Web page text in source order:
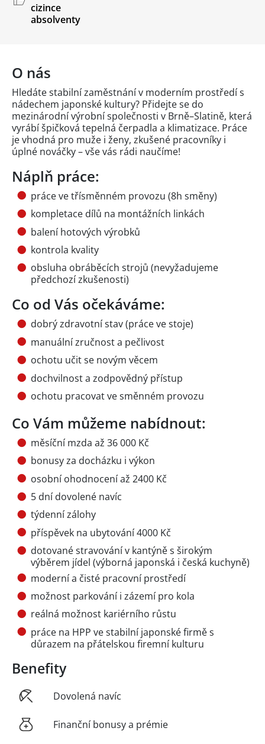
cizince
absolventy
O nás
Hledáte stabilní zaměstnání v moderním prostředí s
nádechem japonské kultury? Přidejte se do
mezinárodní výrobní společnosti v Brně–Slatině, která
vyrábí špičková tepelná čerpadla a klimatizace. Práce
je vhodná pro muže i ženy, zkušené pracovníky i
úplné nováčky – vše vás rádi naučíme!
Náplň práce:
práce ve třísměnném provozu (8h směny)
kompletace dílů na montážních linkách
balení hotových výrobků
kontrola kvality
obsluha obráběcích strojů (nevyžadujeme
předchozí zkušenosti)
Co od Vás očekáváme:
dobrý zdravotní stav (práce ve stoje)
manuální zručnost a pečlivost
ochotu učit se novým věcem
dochvilnost a zodpovědný přístup
ochotu pracovat ve směnném provozu
Co Vám můžeme nabídnout:
měsíční mzda až 36 000 Kč
bonusy za docházku i výkon
osobní ohodnocení až 2400 Kč
5 dní dovolené navíc
týdenní zálohy
příspěvek na ubytování 4000 Kč
dotované stravování v kantýně s širokým
výběrem jídel (výborná japonská i česká kuchyně)
moderní a čisté pracovní prostředí
možnost parkování i zázemí pro kola
reálná možnost kariérního růstu
práce na HPP ve stabilní japonské firmě s
důrazem na přátelskou firemní kulturu
Benefity
Dovolená navíc
Finanční bonusy a prémie